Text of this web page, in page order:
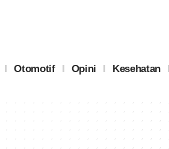
Otomotif Opini Kesehatan